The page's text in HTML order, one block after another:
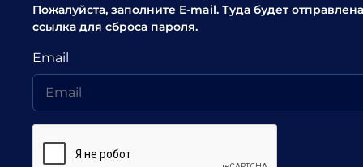
Пожалуйста, заполните E-mail. Туда будет отправлена
ссылка для сброса пароля.
Email